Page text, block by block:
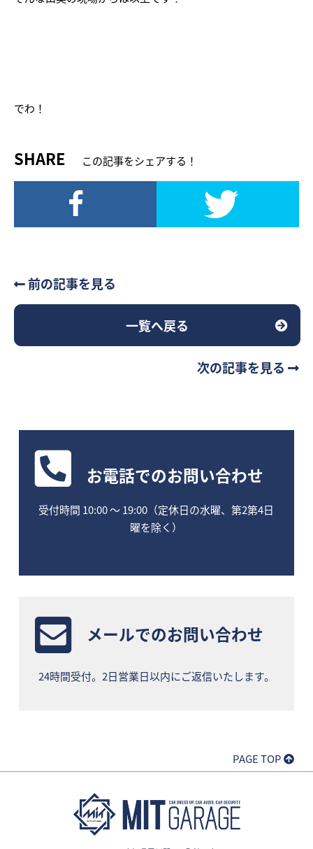
でわ！
SHARE この記事をシェアする！
前の記事を見る
一覧へ戻る
次の記事を見る
お電話でのお問い合わせ
受付時間 10:00 〜 19:00（定休日の水曜、第2第4日
曜を除く）
メールでのお問い合わせ
24時間受付。2日営業日以内にご返信いたします。
PAGE TOP